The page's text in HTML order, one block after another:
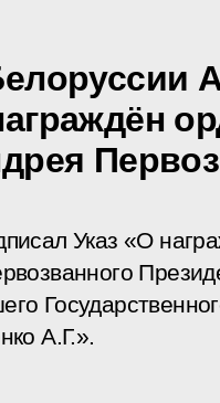
Указ «О
А.Г.».